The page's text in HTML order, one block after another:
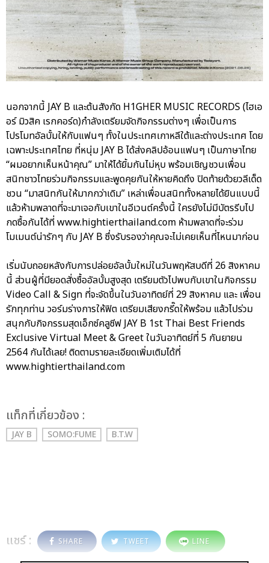
นอกจากนี้ JAY B และต้นสังกัด H1GHER MUSIC RECORDS (ไฮเอ
อร์ มิวสิค เรกคอร์ด)กำลังเตรียมจัดกิจกรรมต่างๆ เพื่อเป็นการ
โปรโมทอัลบั้มให้กับแฟนๆ ทั้งในประเทศเกาหลีใต้และต่างประเทศ โดย
เฉพาะประเทศไทย ที่หนุ่ม JAY B ได้ส่งคลิปอ้อนแฟนๆ เป็นภาษาไทย
“ผมอยากเห็นหน้าคุณ” มาให้ได้ยิ้มกันไม่หุบ พร้อมเชิญชวนเพื่อน
สนิทชาวไทยร่วมกิจกรรมและพูดคุยกันให้หายคิดถึง ปิดท้ายด้วยวลีเด็ด
ชวน “มาสนิทกันให้มากกว่าเดิม” เหล่าเพื่อนสนิททั้งหลายได้ยินแบบนี้
แล้วห้ามพลาดที่จะมาเจอกับเขาในอีเวนต์ครั้งนี้ ใครยังไม่มีบัตรรีบไป
กดซื้อกันได้ที่ www.hightierthailand.com ห้ามพลาดที่จะร่วม
โมเมนต์น่ารักๆ กับ JAY B ซึ่งรับรองว่าคุณจะไม่เคยเห็นที่ไหนมาก่อน
เริ่มนับถอยหลังกับการปล่อยอัลบั้มใหม่ในวันพฤหัสบดีที่ 26 สิงหาคม
นี้ ส่วนผู้ที่มียอดสั่งซื้ออัลบั้มสูงสุด เตรียมตัวไปพบกับเขาในกิจกรรม
Video Call & Sign ที่จะจัดขึ้นในวันอาทิตย์ที่ 29 สิงหาคม และ เพื่อน
รักทุกท่าน วอร์มร่างการให้ฟิต เตรียมเสียงกรี๊ดให้พร้อม แล้วไปร่วม
สนุกกับกิจกรรมสุดเอ็กซ์คลูซีฟ JAY B 1st Thai Best Friends
Exclusive Virtual Meet & Greet ในวันอาทิตย์ที่ 5 กันยายน
2564 กันได้เลย! ติดตามรายละเอียดเพิ่มเติมได้ที่
www.hightierthailand.com
เเท็กที่เกี่ยวข้อง :
JAY B SOMO:FUME B.T.W
แชร์ : SHARE TWEET LINE